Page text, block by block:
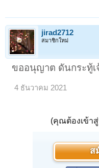
jirad2712
สมาชิกใหม่
ขออนุญาต ดันกระทู้เ
4 ธันวาคม 2021
(คุณต้องเข้า
ส